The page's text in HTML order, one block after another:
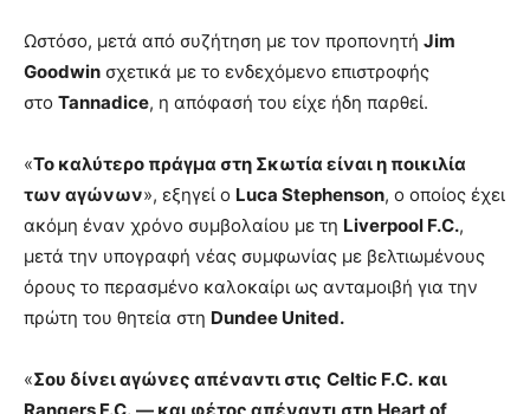
Ωστόσο, μετά από συζήτηση με τον προπονητή Jim
Goodwin σχετικά με το ενδεχόμενο επιστροφής
στο Tannadice, η απόφασή του είχε ήδη παρθεί.
«Το καλύτερο πράγμα στη Σκωτία είναι η ποικιλία
των αγώνων», εξηγεί ο Luca Stephenson, ο οποίος έχει
ακόμη έναν χρόνο συμβολαίου με τη Liverpool F.C.,
μετά την υπογραφή νέας συμφωνίας με βελτιωμένους
όρους το περασμένο καλοκαίρι ως ανταμοιβή για την
πρώτη του θητεία στη Dundee United.
«Σου δίνει αγώνες απέναντι στις Celtic F.C. και